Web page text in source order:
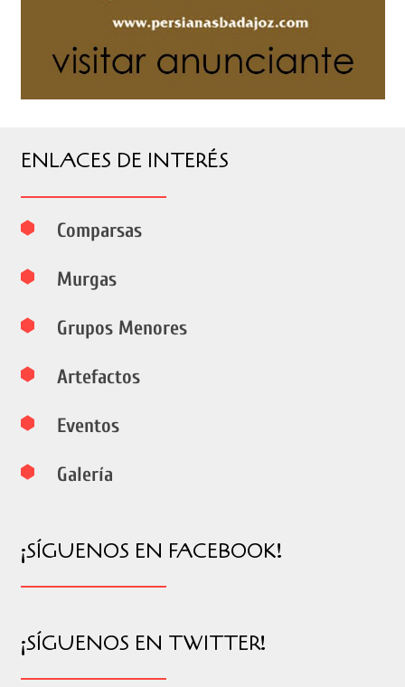
ENLACES DE INTERÉS
Comparsas
Murgas
Grupos Menores
Artefactos
Eventos
Galería
¡SÍGUENOS EN FACEBOOK!
¡SÍGUENOS EN TWITTER!